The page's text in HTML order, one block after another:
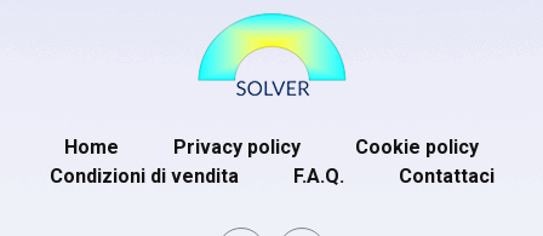
Home Privacy policy
Cookie policy
Condizioni di vendita
F.A.Q. Contattaci